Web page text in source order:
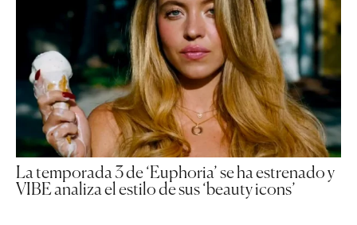
La temporada 3 de ‘Euphoria’ se ha estrenado y
VIBE analiza el estilo de sus ‘beauty icons’